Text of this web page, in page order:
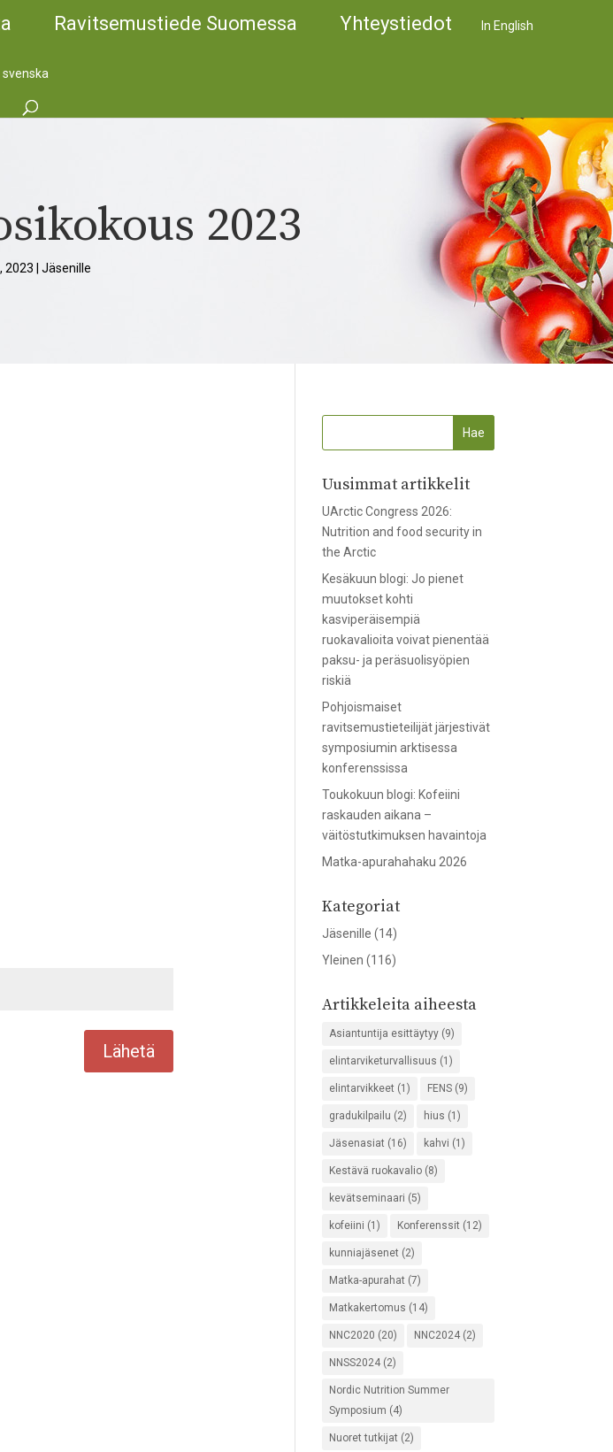
Ravitsemustiede Suomessa Yhteystiedot In English
svenska
2023
2023 Jäsenille
Lähetä
Uusimmat artikkelit
UArctic Congress 2026:
Nutrition and food security in
the Arctic
Kesäkuun blogi: Jo pienet
muutokset kohti
kasviperäisempiä
ruokavalioita voivat pienentää
paksu- ja peräsuolisyöpien
riskiä
Pohjoismaiset
ravitsemustieteilijät järjestivät
symposiumin arktisessa
konferenssissa
Toukokuun blogi: Kofeiini
raskauden aikana –
väitöstutkimuksen havaintoja
Matka-apurahahaku 2026
Kategoriat
Jäsenille (14)
Yleinen (116)
Artikkeleita aiheesta
Asiantuntija esittäytyy (9)
elintarviketurvallisuus (1)
elintarvikkeet (1) FENS (9)
gradukilpailu (2) hius (1)
Jäsenasiat (16) kahvi (1)
Kestävä ruokavalio (8)
kevätseminaari (5)
kofeiini (1) Konferenssit (12)
kunniajäsenet (2)
Matka-apurahat (7)
Matkakertomus (14)
NNC2020 (20) NNC2024 (2)
NNSS2024 (2)
Nordic Nutrition Summer
Symposium (4)
Nuoret tutkijat (2)